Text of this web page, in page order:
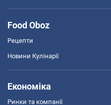
Food Oboz
Рецепти
Новини Кулінарії
Економіка
Ринки та компанії